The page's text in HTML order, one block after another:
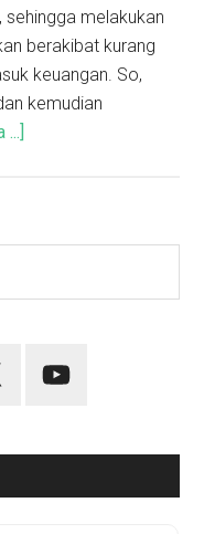
sehingga melakukan
berakibat kurang
keuangan. So,
kemudian
...]